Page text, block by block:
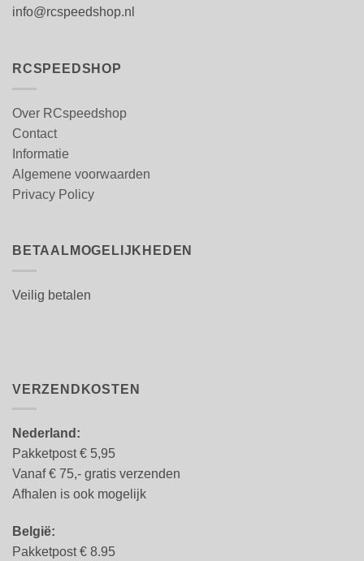
info@rcspeedshop.nl
RCSPEEDSHOP
Over RCspeedshop
Contact
Informatie
Algemene voorwaarden
Privacy Policy
BETAALMOGELIJKHEDEN
Veilig betalen
VERZENDKOSTEN
Nederland:
Pakketpost € 5,95
Vanaf € 75,- gratis verzenden
Afhalen is ook mogelijk
België:
Pakketpost € 8.95